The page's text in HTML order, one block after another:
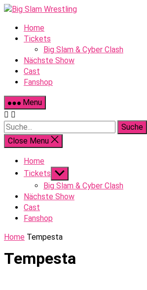
Skip
contentHome
Tickets
Big Slam & Cyber Clash
Nächste Show
Cast
Fanshop
Menu
Suche
Close Menu
Home
Tickets Show
sub
menu
Big Slam & Cyber Clash
Nächste Show
Cast
Fanshop
Home Tempesta
Tempesta